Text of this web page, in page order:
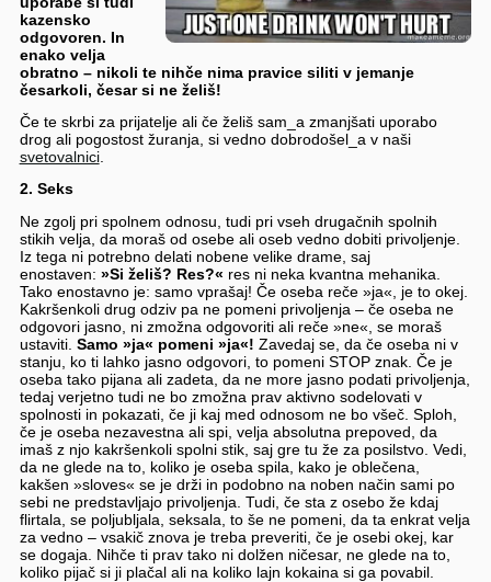
kazensko
odgovoren. In
enako velja
obratno – nikoli te nihče nima pravice siliti v jemanje
česarkoli, česar si ne želiš!
Če te skrbi za prijatelje ali če želiš sam_a zmanjšati uporabo
drog ali pogostost žuranja, si vedno dobrodošel_a v naši
svetovalnici.
2. Seks
Ne zgolj pri spolnem odnosu, tudi pri vseh drugačnih spolnih
stikih velja, da moraš od osebe ali oseb vedno dobiti privoljenje.
Iz tega ni potrebno delati nobene velike drame, saj
enostaven: »Si želiš? Res?« res ni neka kvantna mehanika.
Tako enostavno je: samo vprašaj! Če oseba reče »ja«, je to okej.
Kakršenkoli drug odziv pa ne pomeni privoljenja – če oseba ne
odgovori jasno, ni zmožna odgovoriti ali reče »ne«, se moraš
ustaviti. Samo »ja« pomeni »ja«! Zavedaj se, da če oseba ni v
stanju, ko ti lahko jasno odgovori, to pomeni STOP znak. Če je
oseba tako pijana ali zadeta, da ne more jasno podati privoljenja,
tedaj verjetno tudi ne bo zmožna prav aktivno sodelovati v
spolnosti in pokazati, če ji kaj med odnosom ne bo všeč. Sploh,
če je oseba nezavestna ali spi, velja absolutna prepoved, da
imaš z njo kakršenkoli spolni stik, saj gre tu že za posilstvo. Vedi,
da ne glede na to, koliko je oseba spila, kako je oblečena,
kakšen »sloves« se je drži in podobno na noben način sami po
sebi ne predstavljajo privoljenja. Tudi, če sta z osebo že kdaj
flirtala, se poljubljala, seksala, to še ne pomeni, da ta enkrat velja
za vedno – vsakič znova je treba preveriti, če je osebi okej, kar
se dogaja. Nihče ti prav tako ni dolžen ničesar, ne glede na to,
koliko pijač si ji plačal ali na koliko lajn kokaina si ga povabil.